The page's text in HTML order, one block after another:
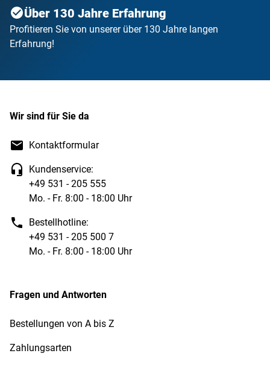
Über 130 Jahre Erfahrung
Profitieren Sie von unserer über 130 Jahre langen
Erfahrung!
Wir sind für Sie da
Kontaktformular
Kundenservice:
+49 531 - 205 555
Mo. - Fr. 8:00 - 18:00 Uhr
Bestellhotline:
+49 531 - 205 500 7
Mo. - Fr. 8:00 - 18:00 Uhr
Fragen und Antworten
Bestellungen von A bis Z
Zahlungsarten